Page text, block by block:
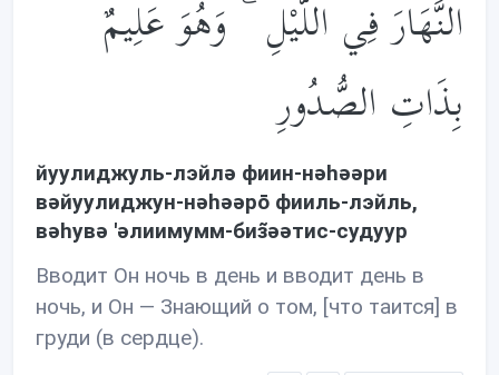
النَّهَارَ فِي اللَّيْلِ ۚ وَهُوَ عَلِيمٌ
بِذَاتِ الصُّدُورِ
йуулиджуль-лэйлə фиин-нəhəəри
вəйуулиджун-нəhəəрō фииль-лэйль,
вəhувə 'əлиимумм-биз̃əəтис-судуур
Вводит Он ночь в день и вводит день в
ночь, и Он — Знающий о том, [что таится] в
груди (в сердце).